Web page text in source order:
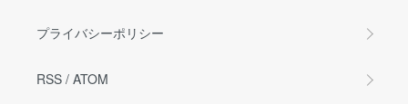
プライバシーポリシー
RSS / ATOM